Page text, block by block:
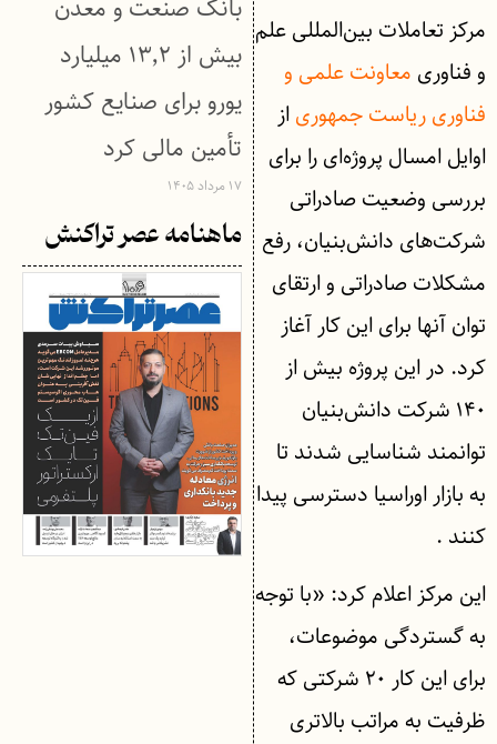
مرکز تعاملات بین‌المللی علم
و فناوری معاونت علمی و
فناوری ریاست جمهوریاز
اوایل امسال پروژه‌ای را برای
بررسی وضعیت صادراتی
شرکت‌های دانش‌بنیان، رفع
مشکلات صادراتی و ارتقای
توان آنها برای این کار آغاز
کرد. در این پروژه بیش از
۱۴۰ شرکت دانش‌بنیان
توانمند شناسایی شدند تا
به بازار اوراسیا دسترسی پیدا
کنند .
این مرکز اعلام کرد: «با توجه
به گستردگی موضوعات،
برای این کار ۲۰ شرکتی که
ظرفیت به مراتب بالاتری
بانک صنعت و معدن
بیش از ۱۳٬۲ میلیارد
یورو برای صنایع کشور
تأمین مالی کرد
۱۷ مرداد ۱۴۰۵
ماهنامه عصر تراکنش